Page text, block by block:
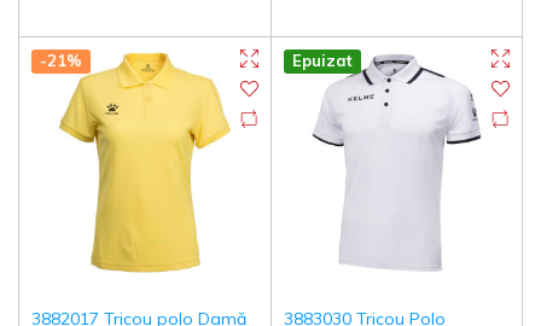
-21%
3882017 Tricou polo Damă
Epuizat
3883030 Tricou Polo